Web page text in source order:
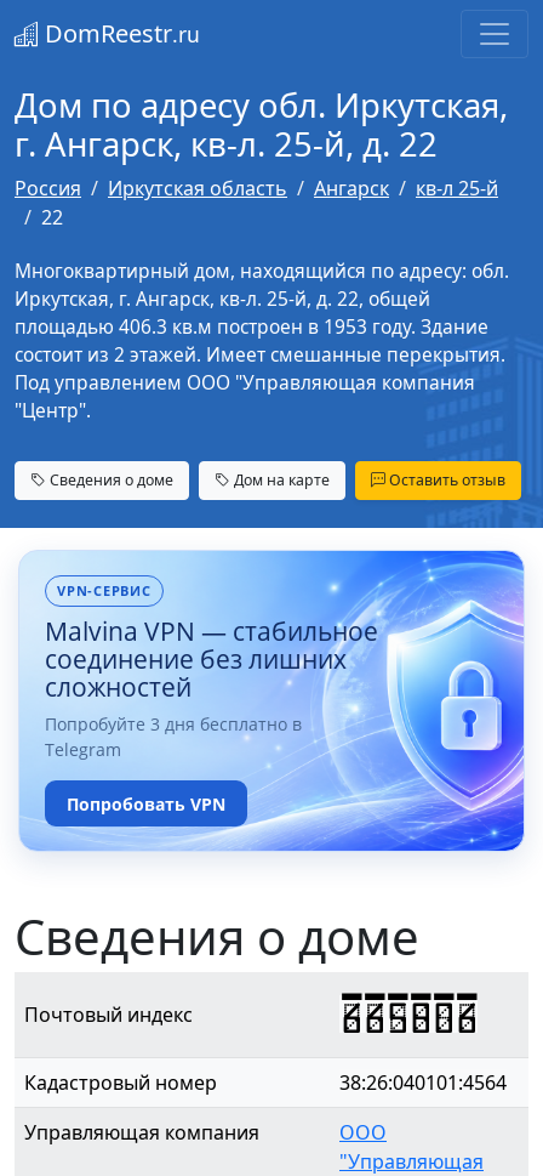
DomReestr.ru
Дом по адресу обл. Иркутская,
г. Ангарск, кв-л. 25-й, д. 22
Россия Иркутская область Ангарск
кв-л 25-й
22
Многоквартирный дом, находящийся по адресу: обл.
Иркутская, г. Ангарск, кв-л. 25-й, д. 22, общей
площадью 406.3 кв.м построен в 1953 году. Здание
состоит из 2 этажей. Имеет смешанные перекрытия.
Под управлением ООО "Управляющая компания
"Центр".
Сведения о доме Дом на карте Оставить отзыв
VPN-СЕРВИС
Malvina VPN — стабильное
соединение без лишних
сложностей
Попробуйте 3 дня бесплатно в
Telegram
Попробовать VPN
Сведения о доме
Почтовый индекс 665806
Кадастровый номер
38:26:040101:4564
Управляющая компания
ООО
"Управляющая